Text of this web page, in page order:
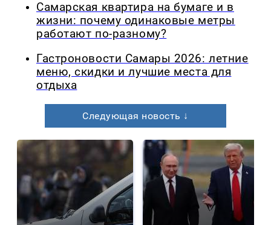
Самарская квартира на бумаге и в
жизни: почему одинаковые метры
работают по-разному?
Гастроновости Самары 2026: летние
меню, скидки и лучшие места для
отдыха
Следующая новость ↓